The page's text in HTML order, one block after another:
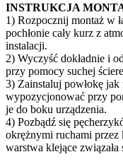
INSTRUKCJA
1) Rozpocznij montaż w
pochłonie cały kurz z
instalacji.
2) Wyczyść dokładnie i
przy pomocy suchej
3) Zainstaluj powłokę
wypozycjonować przy
je do boku urządzenia.
4) Pozbądź się
okrężnymi ruchami
warstwa klejące